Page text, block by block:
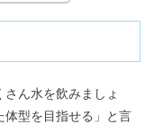
ん水を飲みましょ
体型を目指せる」と言